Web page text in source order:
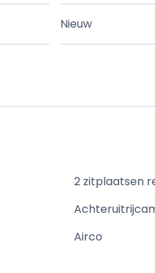
Nieuw
2 zitplaatsen
Airco